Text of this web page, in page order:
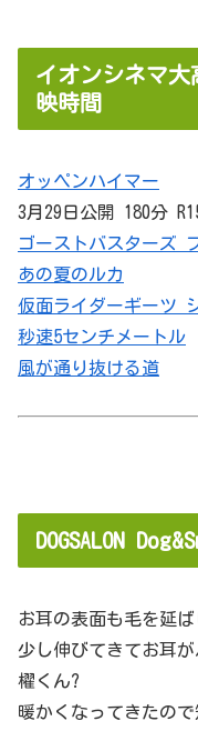
イオンシネマ
映時間
オッペンハイマー
3月29日公開 180分
ゴーストバスターズ
あの夏のルカ
仮面ライダーギーツ
秒速5センチメートル
風が通り抜ける道
DOGSALON
お耳の表面も毛を延
少し伸びてきてお耳
櫂くん?
暖かくなってきたの